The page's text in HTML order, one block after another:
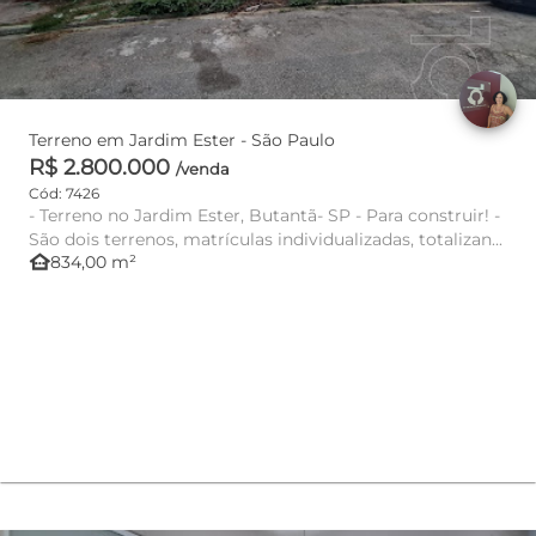
Terreno em Jardim Ester - São Paulo
R$ 2.800.000 /venda
Cód: 7426
- Terreno no Jardim Ester, Butantã- SP - Para construir! -
São dois terrenos, matrículas individualizadas, totalizan...
other_houses834,00 m²